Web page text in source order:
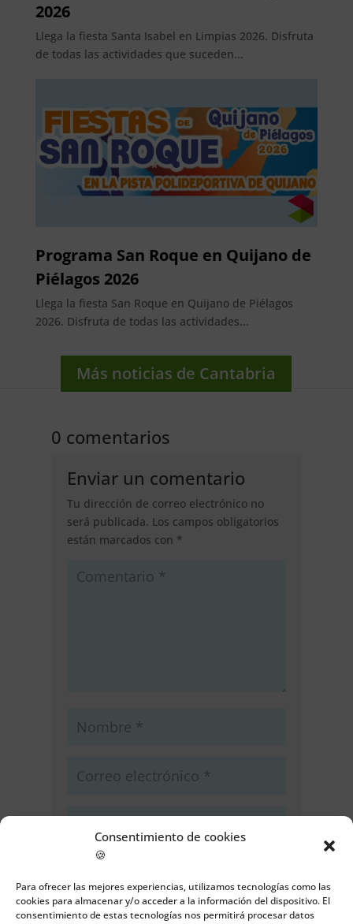
Consentimiento de cookies
🍪
Para ofrecer las mejores experiencias, utilizamos tecnologías como las
cookies para almacenar y/o acceder a la información del dispositivo. El
consentimiento de estas tecnologías nos permitirá procesar datos
2026
Llega la fiesta Santa Isabel en Limpias 2026. Disfruta
de todas las actividades que suceden...
Programa San Roque en Quijano de
Piélagos 2026
Llega la fiesta San Roque en Quijano de Piélagos
2026. Disfruta de todas las actividades...
Más noticias de Cantabria
0 comentarios
Enviar un comentario
Tu dirección de correo electrónico no
será publicada. Los campos obligatorios
están marcados con *
Guarda mi nombre, correo
electrónico y web en este navegador
para la próxima vez que comente.